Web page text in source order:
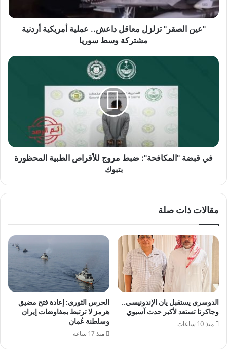
أردنية
مشتركة
وسط"عين الصقر" تزلزل معاقل داعش.. عملية أمريكية أردنية
مشتركة وسط سوريا
في
بتبوك
في قبضة "المكافحة": ضبط مروج للأقراص الطبية المحظورة
بتبوك
مقالات ذات صلة
الدوسري يستقبل يان الإندونيسي..
وجاكرتا تستعد لأكبر حدث آسيوي
منذ 10 ساعات
الحرس الثوري: إعادة فتح مضيق
هرمز لا ترتبط بمفاوضات إيران
وسلطنة عُمان
منذ 17 ساعة